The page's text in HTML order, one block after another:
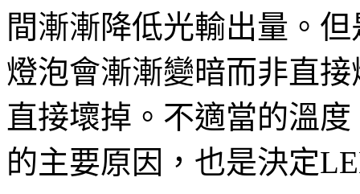
間漸漸降低光輸出量。
燈泡會漸漸變暗而非直
直接壞掉。不適當的溫
的主要原因，也是決定